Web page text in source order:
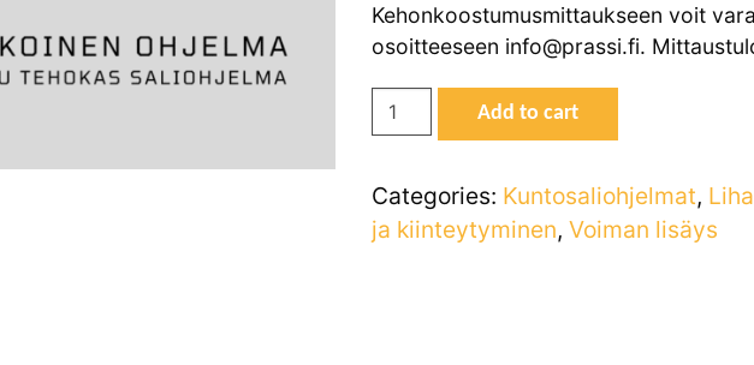
Kehonkoostumusmittaukseen voit
osoitteeseen info@prassi.fi.
MIESTEN
2-
saliohjelma
+
Add to cart
Categories: Kuntosaliohjelmat,
ja kiinteytyminen, Voiman lisäys